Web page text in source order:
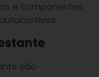
e componentes
são